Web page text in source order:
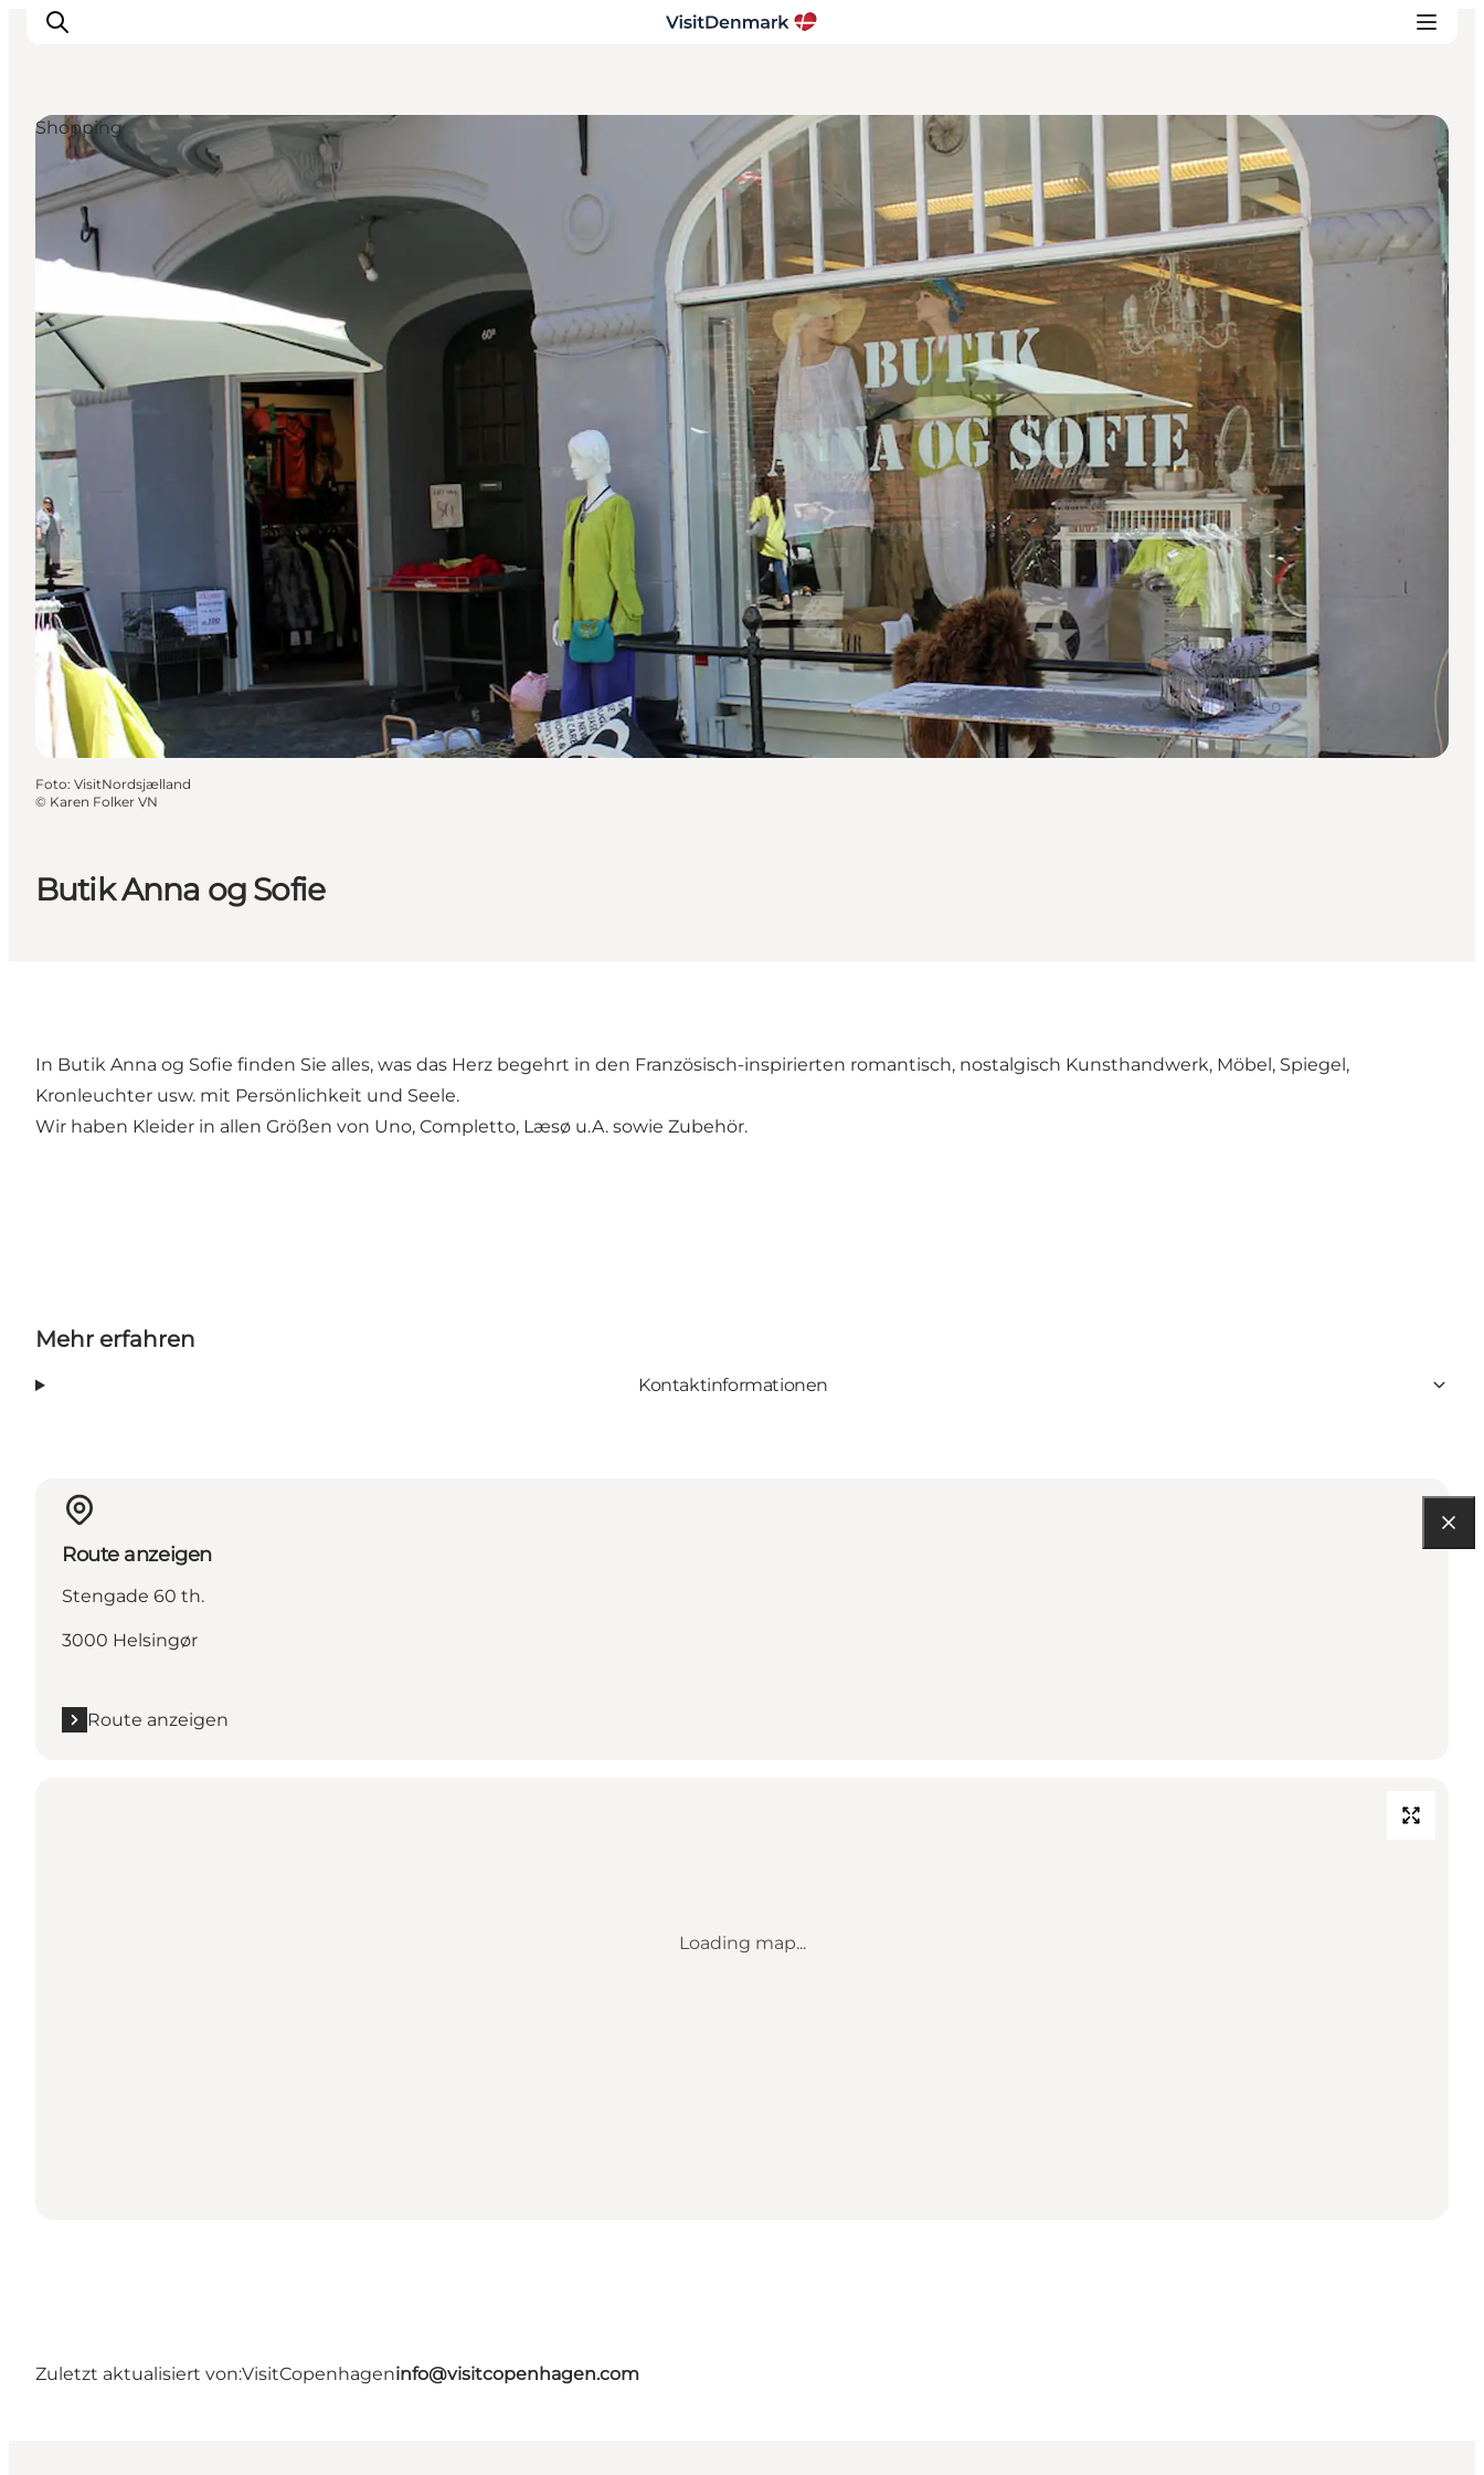
Inspiration
Regionen
Erlebnisse
Unterkünfte
Reiseplanung
Butik Anna og Sofie
Shopping
Foto: VisitNordsjælland
© Karen Folker VN
In Butik Anna og Sofie finden Sie alles, was das Herz begehrt in den Französisch-inspirierten romantisch, nostalgisch Kunsthandwerk, Möbel, Spiegel,
Kronleuchter usw. mit Persönlichkeit und Seele.
Wir haben Kleider in allen Größen von Uno, Completto, Læsø u.A. sowie Zubehör.
Mehr erfahren
Kontaktinformationen
Route anzeigen
Stengade 60 th.
3000 Helsingør
Route anzeigen
Loading map...
Zuletzt aktualisiert von:VisitCopenhageninfo@visitcopenhagen.com